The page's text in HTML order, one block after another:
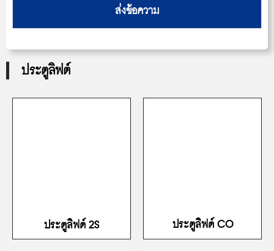
ส่งข้อความ
ประตูลิฟต์
ประตูลิฟต์ 2S ประตูลิฟต์ CO